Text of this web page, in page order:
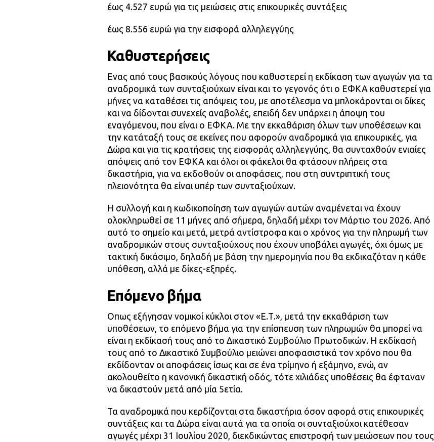
έως 4.527 ευρώ για τις μειώσεις στις επικουρικές συντάξεις
έως 8.556 ευρώ για την εισφορά αλληλεγγύης
Καθυστερήσεις
Ενας από τους βασικούς λόγους που καθυστερεί η εκδίκαση των αγωγών για τα
αναδρομικά των συνταξιούχων είναι και το γεγονός ότι ο ΕΦΚΑ καθυστερεί για
μήνες να καταθέσει τις απόψεις του, με αποτέλεσμα να μπλοκάρονται οι δίκες
και να δίδονται συνεχείς αναβολές, επειδή δεν υπάρχει η άποψη του
εναγόμενου, που είναι ο ΕΦΚΑ. Με την εκκαθάριση όλων των υποθέσεων και
την κατάταξή τους σε εκείνες που αφορούν αναδρομικά για επικουρικές, για
Δώρα και για τις κρατήσεις της εισφοράς αλληλεγγύης, θα συνταχθούν ενιαίες
απόψεις από τον ΕΦΚΑ και όλοι οι φάκελοι θα φτάσουν πλήρεις στα
δικαστήρια, για να εκδοθούν οι αποφάσεις, που στη συντριπτική τους
πλειονότητα θα είναι υπέρ των συνταξιούχων.
Η συλλογή και η κωδικοποίηση των αγωγών αυτών αναμένεται να έχουν
ολοκληρωθεί σε 11 μήνες από σήμερα, δηλαδή μέχρι τον Μάρτιο του 2026. Από
αυτό το σημείο και μετά, μετρά αντίστροφα και ο χρόνος για την πληρωμή των
αναδρομικών στους συνταξιούχους που έχουν υποβάλει αγωγές, όχι όμως με
τακτική δικάσιμο, δηλαδή με βάση την ημερομηνία που θα εκδικαζόταν η κάθε
υπόθεση, αλλά με δίκες-εξπρές.
Επόμενο βήμα
Οπως εξήγησαν νομικοί κύκλοι στον «Ε.Τ.», μετά την εκκαθάριση των
υποθέσεων, το επόμενο βήμα για την επίσπευση των πληρωμών θα μπορεί να
είναι η εκδίκασή τους από το Δικαστικό Συμβούλιο Πρωτοδικών. Η εκδίκασή
τους από το Δικαστικό Συμβούλιο μειώνει αποφασιστικά τον χρόνο που θα
εκδίδονταν οι αποφάσεις ίσως και σε ένα τρίμηνο ή εξάμηνο, ενώ, αν
ακολουθείτο η κανονική δικαστική οδός, τότε χιλιάδες υποθέσεις θα έφταναν
να δικαστούν μετά από μία 5ετία.
Τα αναδρομικά που κερδίζονται στα δικαστήρια όσον αφορά στις επικουρικές
συντάξεις και τα Δώρα είναι αυτά για τα οποία οι συνταξιούχοι κατέθεσαν
αγωγές μέχρι 31 Ιουλίου 2020, διεκδικώντας επιστροφή των μειώσεων που τους